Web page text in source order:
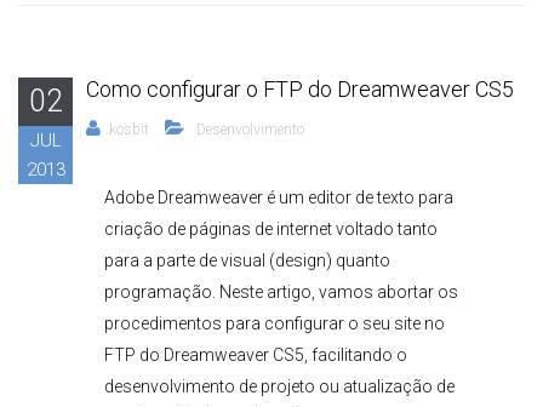
02
JUL
2013
Como configurar o FTP do Dreamweaver CS5
kosbit Desenvolvimento
Adobe Dreamweaver é um editor de texto para
criação de páginas de internet voltado tanto
para a parte de visual (design) quanto
programação. Neste artigo, vamos abortar os
procedimentos para configurar o seu site no
FTP do Dreamweaver CS5, facilitando o
desenvolvimento de projeto ou atualização de